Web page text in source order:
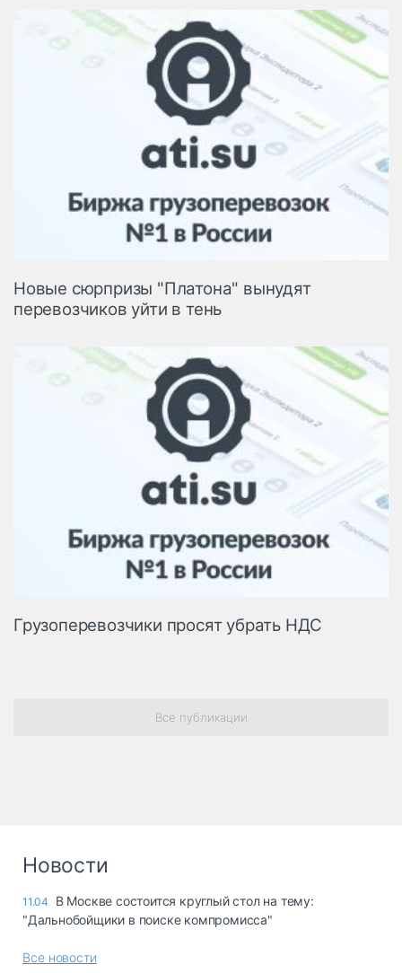
Новые сюрпризы "Платона" вынудят
перевозчиков уйти в тень
Грузоперевозчики просят убрать НДС
Все публикации
Новости
11.04
В Москве состоится круглый стол на тему:
"Дальнобойщики в поиске компромисса"
Все новости